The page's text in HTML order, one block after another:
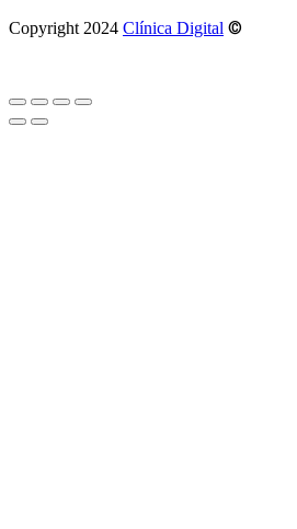
Copyright 2024 Clínica Digital ©